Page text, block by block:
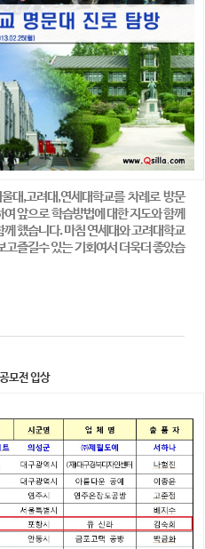
대,고려대,연세대학교를 차례로 방문
앞으로 학습방법에 대한 지도와 함께
했습니다. 마침 연세대와 고려대학교
즐길수 있는 기회여서 더욱더 좋았습
모전 입상